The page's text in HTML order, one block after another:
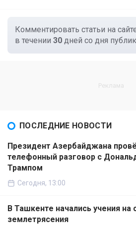
Комментировать статьи на
в течении 30 дней со дня
ПОСЛЕДНИЕ НОВОСТИ
Президент Азербайджана
телефонный разговор с
Трампом
Сегодня, 13:00
В Ташкенте начались учения на
землетрясения